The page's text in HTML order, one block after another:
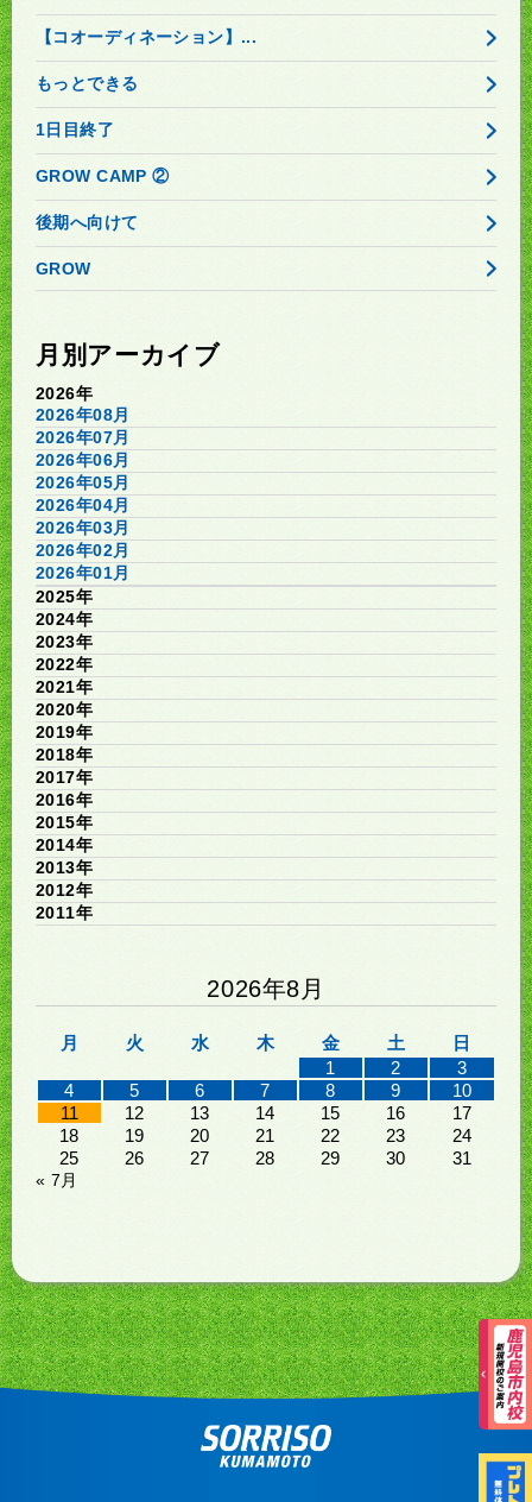
【コオーディネーション】...
もっとできる
1日目終了
GROW CAMP ②
後期へ向けて
GROW
月別アーカイブ
2026年
2026年08月
2026年07月
2026年06月
2026年05月
2026年04月
2026年03月
2026年02月
2026年01月
2025年
2024年
2023年
2022年
2021年
2020年
2019年
2018年
2017年
2016年
2015年
2014年
2013年
2012年
2011年
2026年8月
月 火 水 木 金 土
日
1
2
3
4
5 6 7 8 9
10
11
12 13 14 15 16
17
18
19 20 21 22 23
24
25
26 27 28 29 30 31
« 7月